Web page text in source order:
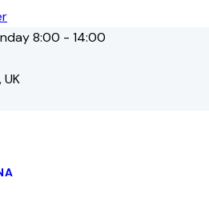
8:00 - 14:00